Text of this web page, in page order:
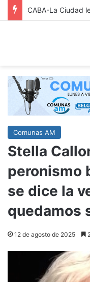
Comunas AM
Stella
peronismo
se dice la
quedamos
12 de agosto de 2025